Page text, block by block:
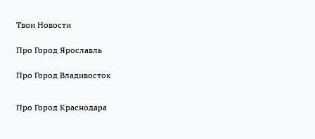
Твои Новости
Про Город Ярославль
Про Город Владивосток
Про Город Краснодара